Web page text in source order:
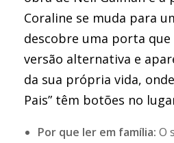
Coraline se muda para
descobre uma porta que
versão alternativa e
da sua própria vida,
Pais” têm botões no
Por que ler em família: O